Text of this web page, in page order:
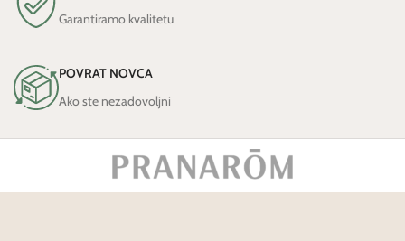
Garantiramo kvalitetu
POVRAT NOVCA
Ako ste nezadovoljni